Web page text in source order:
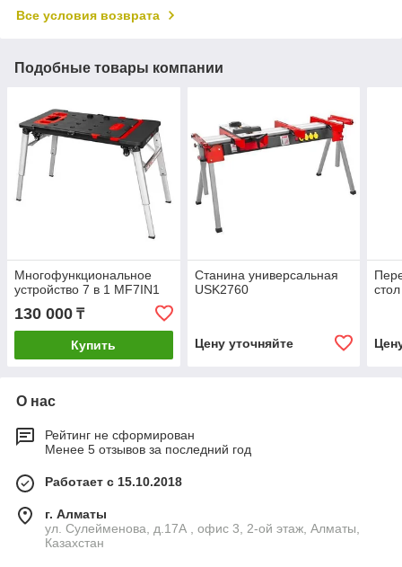
Все условия возврата
Подобные товары компании
Многофункциональное
устройство 7 в 1 MF7IN1
130 000 ₸
Купить
Станина универсальная
USK2760
Цену уточняйте
О нас
Рейтинг не сформирован
Менее 5 отзывов за последний год
Работает с 15.10.2018
г. Алматы
ул. Сулейменова, д.17А , офис 3, 2-ой этаж, Алматы,
Казахстан